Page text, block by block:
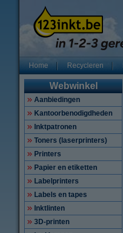
Home Recycleren
Webwinkel
Aanbiedingen
Kantoorbenodigdheden
Inktpatronen
Toners (laserprinters)
Printers
Papier en etiketten
Labelprinters
Labels en tapes
Inktlinten
3D-printen